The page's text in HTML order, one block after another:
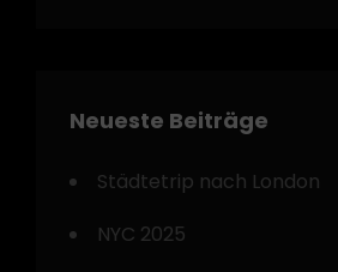
Neueste Beiträge
Städtetrip nach London
NYC 2025